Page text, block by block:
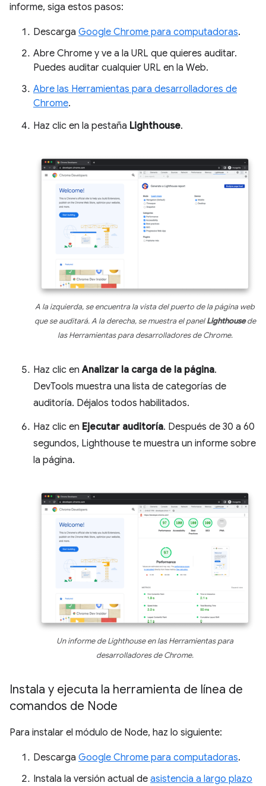
informe, siga estos pasos:
Descarga Google Chrome para computadoras.
Abre Chrome y ve a la URL que quieres auditar.
Puedes auditar cualquier URL en la Web.
Abre las Herramientas para desarrolladores de
Chrome.
Haz clic en la pestaña Lighthouse.
A la izquierda, se encuentra la vista del puerto de la página web
que se auditará. A la derecha, se muestra el panelLighthousede
las Herramientas para desarrolladores de Chrome.
Haz clic enAnalizar la carga de la página.
DevTools muestra una lista de categorías de
auditoría. Déjalos todos habilitados.
Haz clic en Ejecutar auditoría. Después de 30 a 60
segundos, Lighthouse te muestra un informe sobre
la página.
Un informe de Lighthouse en las Herramientas para
desarrolladores de Chrome.
Instala y ejecuta la herramienta de línea de
comandos de Node
Para instalar el módulo de Node, haz lo siguiente:
Descarga Google Chrome para computadoras.
Instala la versión actual de asistencia a largo plazo